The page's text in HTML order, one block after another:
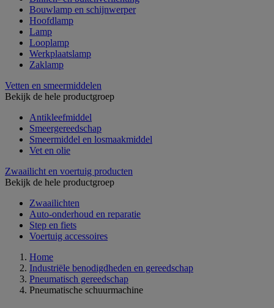
Bouwlamp en schijnwerper
Hoofdlamp
Lamp
Looplamp
Werkplaatslamp
Zaklamp
Vetten en smeermiddelen
Bekijk de hele productgroep
Antikleefmiddel
Smeergereedschap
Smeermiddel en losmaakmiddel
Vet en olie
Zwaailicht en voertuig producten
Bekijk de hele productgroep
Zwaailichten
Auto-onderhoud en reparatie
Step en fiets
Voertuig accessoires
Home
Industriële benodigdheden en gereedschap
Pneumatisch gereedschap
Pneumatische schuurmachine